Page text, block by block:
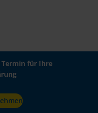
Termin für Ihre